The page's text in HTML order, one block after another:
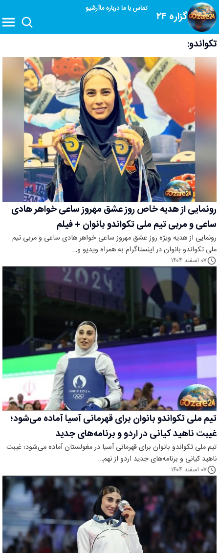
گزاره ۲۴
تماس با مادرباره ماآرشیو
تکواندو:
رونمایی از هدیه خاص روز عشق مهروز ساعی خواهر هادی
ساعی و مربی تیم ملی تکواندو بانوان + فیلم
رونمایی از هدیه ویژه روز عشق مهروز ساعی خواهر هادی ساعی و مربی تیم
ملی تکواندو بانوان در اینستاگرام به همراه ویدیو و…
۰۷ اسفند ۱۴۰۴
تیم ملی تکواندو بانوان برای قهرمانی آسیا آماده می‌شود؛
غیبت ناهید کیانی در اردو و برنامه‌های جدید
تیم ملی تکواندو بانوان برای قهرمانی آسیا در مغولستان آماده می‌شود؛ غیبت
ناهید کیانی و برنامه‌های جدید اردو از نهم…
۰۷ اسفند ۱۴۰۴